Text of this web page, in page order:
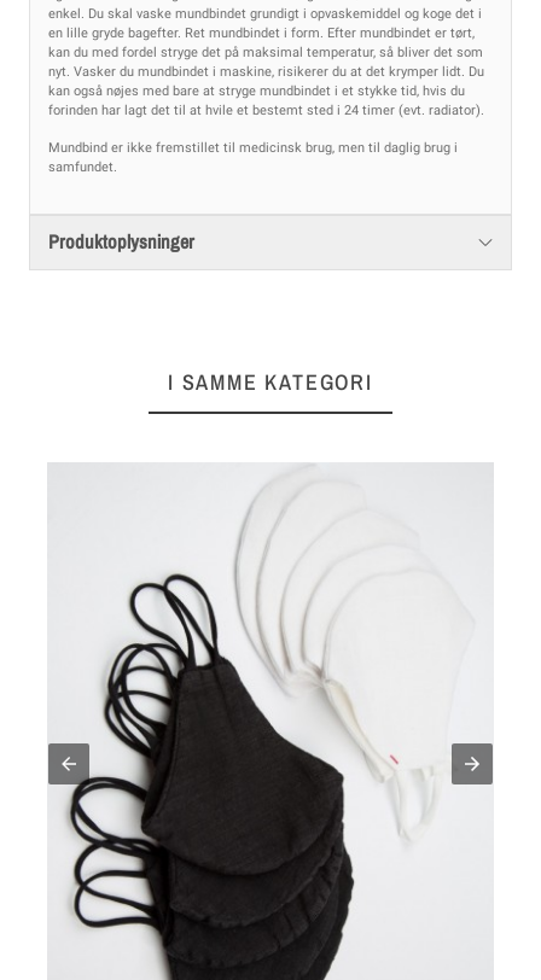
enkel. Du skal vaske mundbindet grundigt i opvaskemiddel og koge det i
en lille gryde bagefter. Ret mundbindet i form. Efter mundbindet er tørt,
kan du med fordel stryge det på maksimal temperatur, så bliver det som
nyt. Vasker du mundbindet i maskine, risikerer du at det krymper lidt. Du
kan også nøjes med bare at stryge mundbindet i et stykke tid, hvis du
forinden har lagt det til at hvile et bestemt sted i 24 timer (evt. radiator).
Mundbind er ikke fremstillet til medicinsk brug, men til daglig brug i
samfundet.
Produktoplysninger
I SAMME KATEGORI